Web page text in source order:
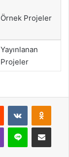
Örnek Projeler
Yayınlanan
Projeler
Reddit VKontakte
Viber Line E-Posta ile